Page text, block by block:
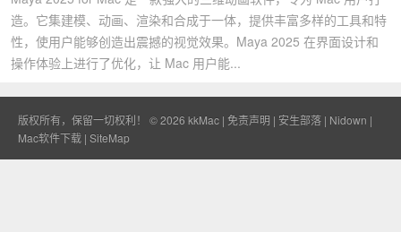
造。它集建模、动画、渲染和合成于一体，提供丰富多样的工具和特
性，使用户能够创造出震撼的视觉效果。Maya 2025 在界面设计和
操作体验上进行了优化，让 Mac 用户能...
版权所有，保留一切权利！ © 2026 kkMac | 免责声明 | 安生部落 | Nidown |
Mac软件下载 | SiteMap